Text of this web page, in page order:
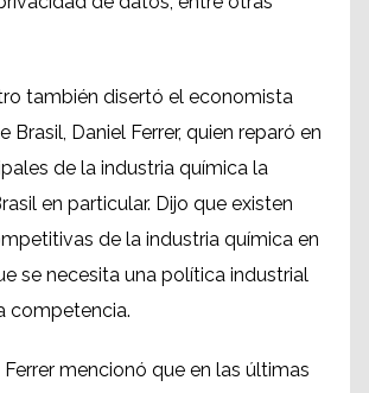
también disertó el economista
Brasil, Daniel Ferrer, quien reparó en
de la industria química la
en particular. Dijo que existen
de la industria química en
se necesita una política industrial
competencia.
mencionó que en las últimas